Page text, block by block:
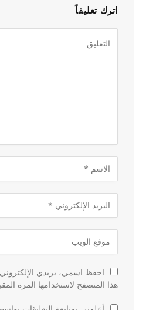
اترك تعليقاً
احفظ اسمي، بريدي
هذا المتصفح لاستخدامها المرة